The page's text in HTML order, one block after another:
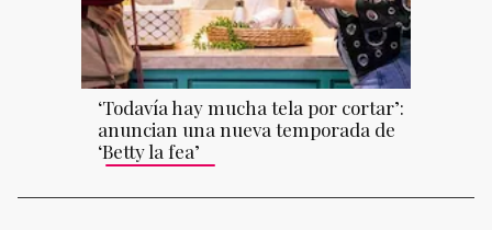
‘Todavía hay mucha tela por cortar’:
anuncian una nueva temporada de
‘Betty la fea’